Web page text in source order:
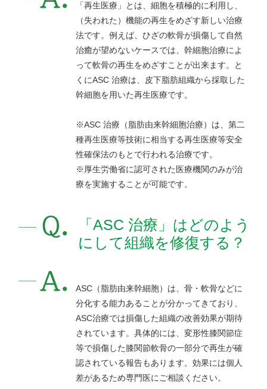
「再生医療」とは、細胞を積極的に利用し、
（失われた）機能の再生をめざす新しい治療
法です。例えば、ひざの軟骨が損傷して自然
治癒が望めないケースでは、幹細胞治療によ
って軟骨の再生をめざすことが出来ます。と
くにASC 治療は、皮下脂肪組織から採取した
幹細胞を用いた再生医療です。
※ASC 治療（脂肪由来幹細胞治療）は、第二
種再生医療等技術に相当する再生医療等安全
性確保法のもとで行われる治療です。
※厚生労働省に認可された医療機関のみが治
療を実施することが可能です。
「ASC 治療」はどのよう
にして組織を修復する？
ASC（脂肪由来幹細胞）は、骨・軟骨などに
分化する能力あることが分かってきており、
ASC治療では損傷した組織の改善効果が期待
されています。具体的には、変形性膝関節症
等で損傷した膝関節軟骨の一部分で再生が確
認されている報告もあります。効果には個人
差があるため専門医にご相談ください。